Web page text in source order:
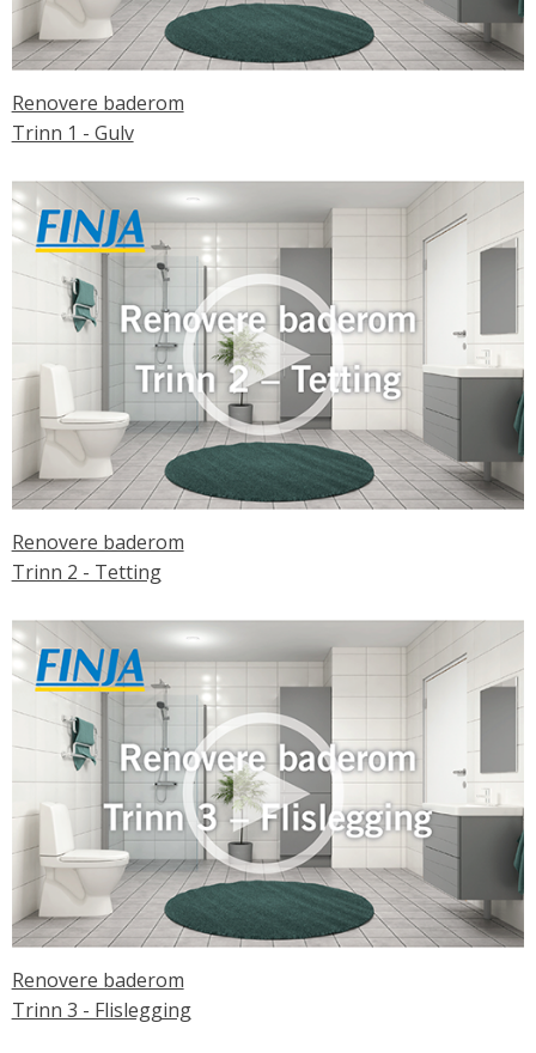
Renovere baderom
Trinn 1 - Gulv
Renovere baderom
Trinn 2 - Tetting
Renovere baderom
Trinn 3 - Flislegging